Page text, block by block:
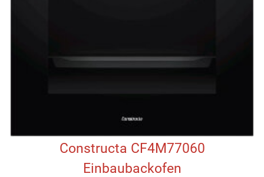
Constructa CF4M77060
Einbaubackofen